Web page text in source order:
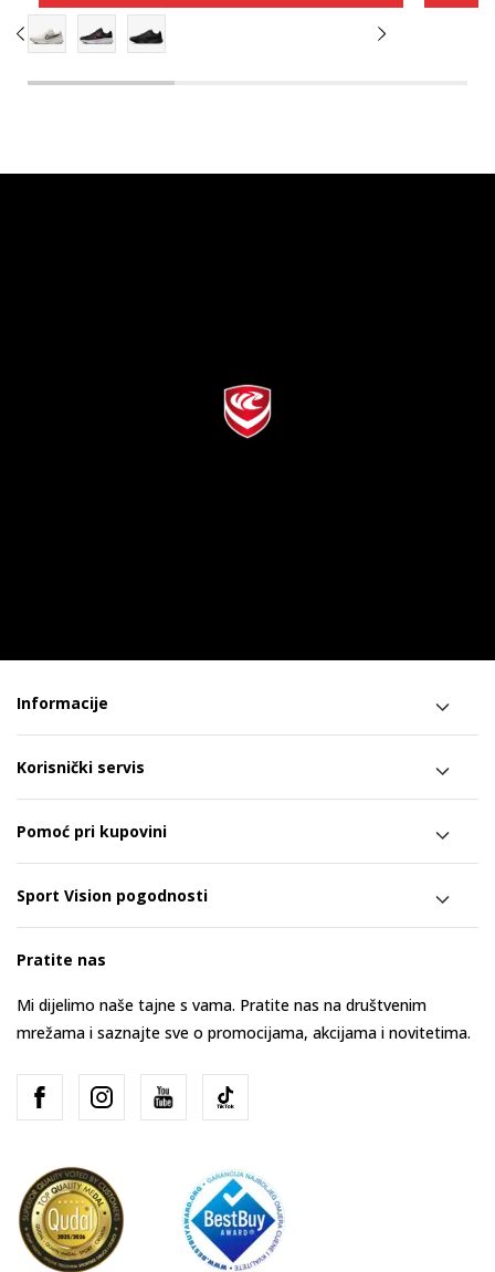
Informacije
Korisnički servis
Pomoć pri kupovini
Sport Vision pogodnosti
Pratite nas
Mi dijelimo naše tajne s vama. Pratite nas na društvenim
mrežama i saznajte sve o promocijama, akcijama i novitetima.